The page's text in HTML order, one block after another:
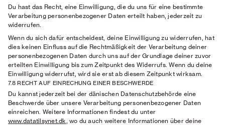
Du hast das Recht, eine Einwilligung, die du uns für eine bestimmte
Verarbeitung personenbezogener Daten erteilt haben, jederzeit zu
widerrufen.
Wenn du sich dafür entscheidest, deine Einwilligung zu widerrufen, hat
dies keinen Einfluss auf die Rechtmäßigkeit der Verarbeitung deiner
personenbezogenen Daten durch uns auf der Grundlage deiner zuvor
erteilten Einwilligung bis zum Zeitpunkt des Widerrufs. Wenn du deine
Einwilligung widerrufst, wird sie erst ab diesem Zeitpunkt wirksam.
7.8 RECHT AUF EINRECHUNG EINER BESCHWERDE
Du kannst jederzeit bei der dänischen Datenschutzbehörde eine
Beschwerde über unsere Verarbeitung personenbezogener Daten
einreichen. Weitere Informationen findest du unter
www.datatilsynet.dk, wo du auch weitere Informationen über deine